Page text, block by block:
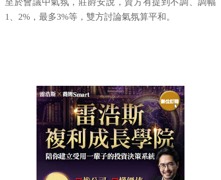
至於會議中氣氛，莊爵安說，資方有提到不調、調幅
1、2%，最多3%等，雙方討論氣氛算平和。